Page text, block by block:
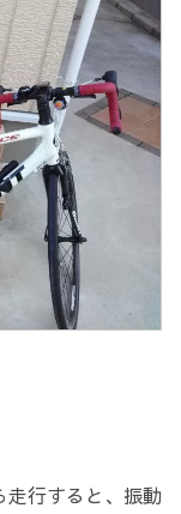
走行すると、振動